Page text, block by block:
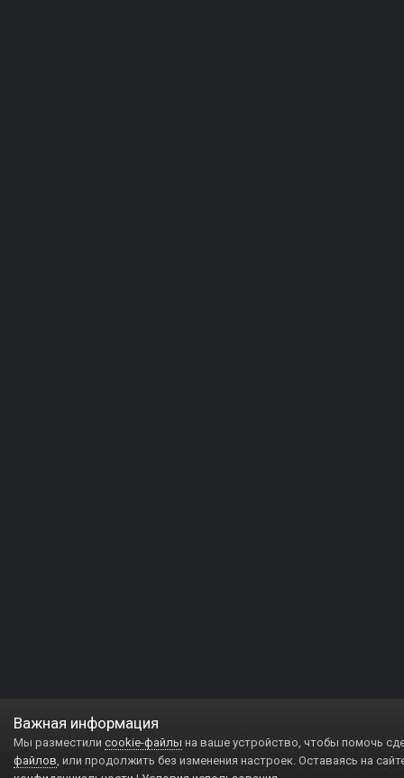
Важная информация
Мы разместили cookie-файлы на ваше устройство, чтобы помочь
файлов, или продолжить без изменения настроек. Оставаясь на